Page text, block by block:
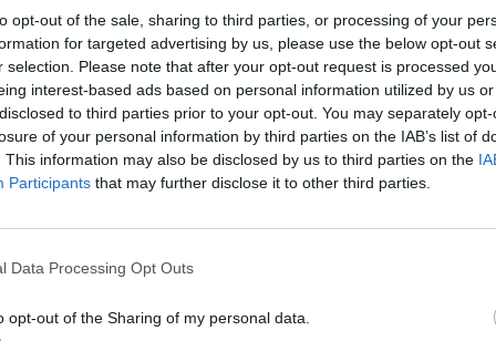
opt-out of the sale, sharing to third parties, or processing of your
for targeted advertising by us, please use the below opt-out
selection. Please note that after your opt-out request is processed
interest-based ads based on personal information utilized by us
to third parties prior to your opt-out. You may separately
of your personal information by third parties on the IAB’s list of
This information may also be disclosed by us to third parties on the
Participants that may further disclose it to other third parties.
Data Processing Opt Outs
opt-out of the Sharing of my personal data.
entérico de 100 mg de lopinavir y 25 mg
entérico de 200 mg de lopinavir y 50 mg
y 20mg/ml de ritonavir (marca comercial:
de su proveedor de atención de
al médico si hay algún cambio en el peso